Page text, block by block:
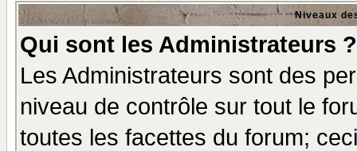
Niveaux
Qui sont les Administrateurs ?
Les Administrateurs sont des
niveau de contrôle sur tout le
toutes les facettes du forum;